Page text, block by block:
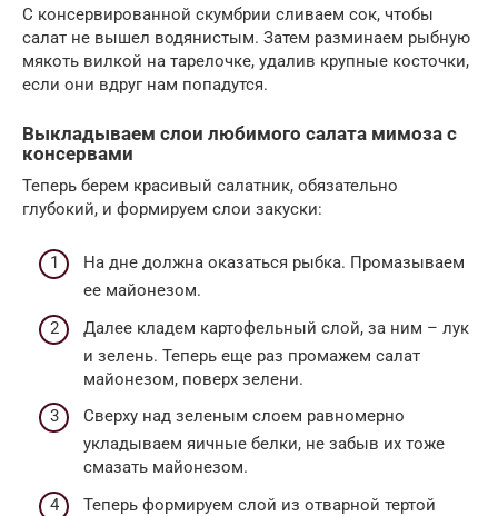
С консервированной скумбрии сливаем сок, чтобы
салат не вышел водянистым. Затем разминаем рыбную
мякоть вилкой на тарелочке, удалив крупные косточки,
если они вдруг нам попадутся.
Выкладываем слои любимого салата мимоза с
консервами
Теперь берем красивый салатник, обязательно
глубокий, и формируем слои закуски:
На дне должна оказаться рыбка. Промазываем
ее майонезом.
Далее кладем картофельный слой, за ним – лук
и зелень. Теперь еще раз промажем салат
майонезом, поверх зелени.
Сверху над зеленым слоем равномерно
укладываем яичные белки, не забыв их тоже
смазать майонезом.
Теперь формируем слой из отварной тертой